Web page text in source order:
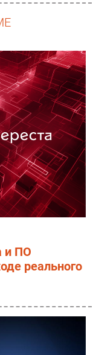
и ПО
реального